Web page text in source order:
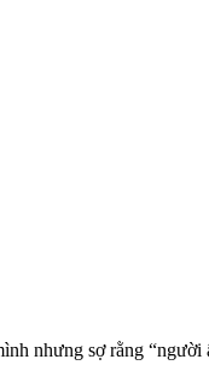
nhưng sợ rằng “người